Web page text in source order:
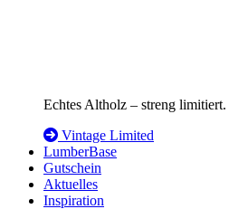
Echtes Altholz – streng limitiert.
Vintage Limited
LumberBase
Gutschein
Aktuelles
Inspiration